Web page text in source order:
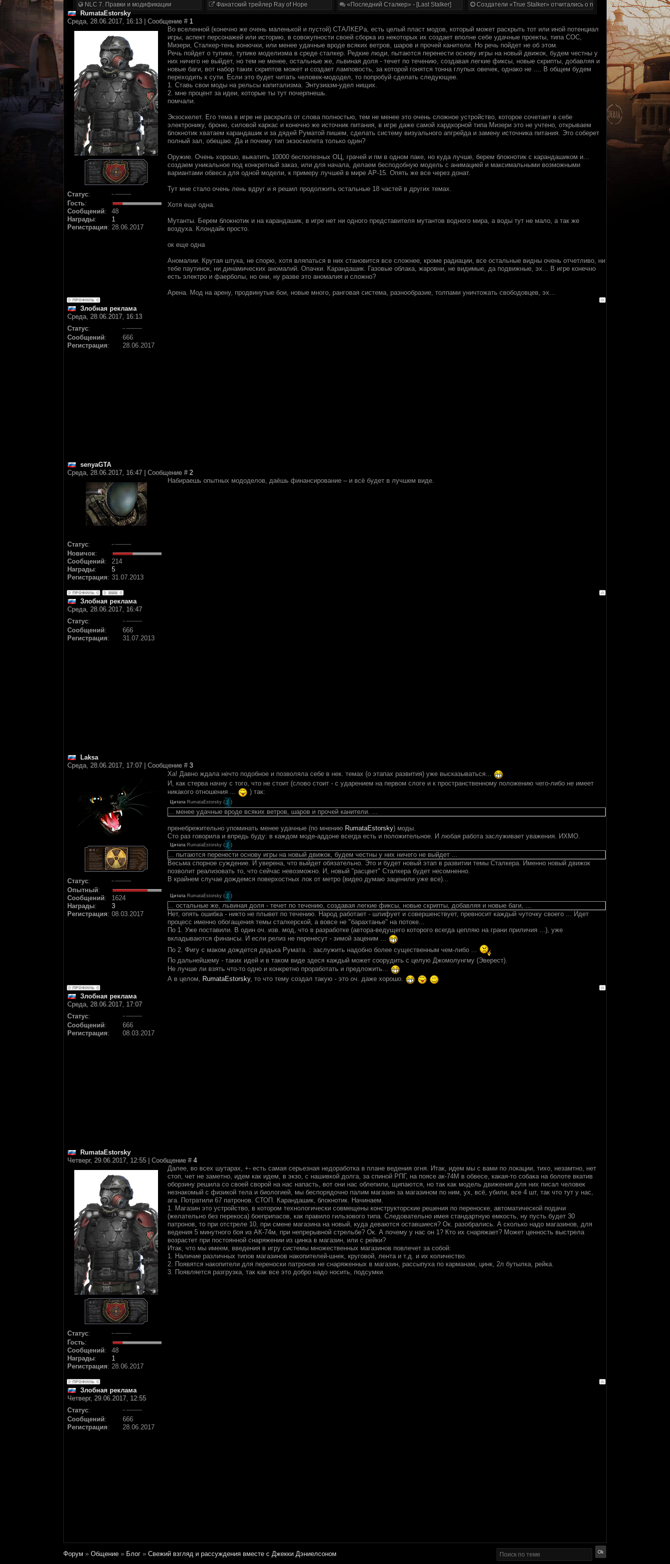
NLC 7. Правки и модификации
Фанатский трейлер Ray of Hope
«Последний Сталкер» - [Last Stalker]
Создатели «True Stalker» отчитались о проделанной работе
RumataEstorsky
Среда, 28.06.2017, 16:13 | Сообщение # 1
Статус:
Гость:
Сообщений:
48
Награды:
1
Регистрация: 28.06.2017
Во вселенной (конечно же очень маленькой и пустой) СТАЛКЕРа, есть целый пласт модов, который может раскрыть тот или иной потенциал
игры, аспект персонажей или историю, в совокупности своей сборка из некоторых их создает вполне себе удачные проекты, типа СОС,
Мизери, Сталкер-тень вонючки, или менее удачные вроде всяких ветров, шаров и прочей канители. Но речь пойдет не об этом.
Речь пойдет о тупике, тупике моделизма в среде сталкер. Редкие люди, пытаются перенести основу игры на новый движок, будем честны у
них ничего не выйдет, но тем не менее, остальные же, львиная доля - течет по течению, создавая легкие фиксы, новые скрипты, добавляя и
новые баги, вот набор таких скриптов может и создает ламповость, за которой гонятся тонна глупых овечек, однако не .... В общем будем
переходить к сути. Если это будет читать человек-мододел, то попробуй сделать следующее.
1. Ставь свои моды на рельсы капитализма. Энтузиазм-удел нищих.
2. мне процент за идеи, которые ты тут почерпнешь.
помчали.
Экзоскелет. Его тема в игре не раскрыта от слова полностью, тем не менее это очень сложное устройство, которое сочетает в себе
электронику, броню, силовой каркас и конечно же источник питания, в игре даже самой хардкорной типа Мизери это не учтено, открываем
блокнотик хватаем карандашик и за дядей Руматой пишем, сделать систему визуального апгрейда и замену источника питания. Это соберет
полный зал, обещаю. Да и почему тип экзоскелета только один?
Оружие. Очень хорошо, выкатить 10000 бесполезных ОЦ, грачей и пм в одном паке, но куда лучше, берем блокнотик с карандашиком и...
создаем уникальное под конкретный заказ, или для начала, делаем бесподобную модель с анимацией и максимальными возможными
вариантами обвеса для одной модели, к примеру лучшей в мире АР-15. Опять же все через донат.
Тут мне стало очень лень вдруг и я решил продолжить остальные 18 частей в других темах.
Хотя еще одна.
Мутанты. Берем блокнотик и на карандашик, в игре нет ни одного представителя мутантов водного мира, а воды тут не мало, а так же
воздуха. Клондайк просто.
ок еще одна
Аномалии. Крутая штука, не спорю, хотя вляпаться в них становится все сложнее, кроме радиации, все остальные видны очень отчетливо, ни
тебе паутинок, ни динамических аномалий. Опачки. Карандашик. Газовые облака, жаровни, не видимые, да подвижные, эх... В игре конечно
есть электро и фаерболы, но они, ну разве это аномалия и сложно?
Арена. Мод на арену, продвинутые бои, новые много, ранговая система, разнообразие, толпами уничтожать свободовцев, эх...
Злобная реклама
Среда, 28.06.2017, 16:13
Статус:
Сообщений:
666
Регистрация: 28.06.2017
senyaGTA
Среда, 28.06.2017, 16:47 | Сообщение # 2
Статус:
Новичок:
Сообщений:
214
Награды:
5
Регистрация: 31.07.2013
Набираешь опытных мододелов, даёшь финансирование – и всё будет в лучшем виде.
Злобная реклама
Среда, 28.06.2017, 16:47
Статус:
Сообщений:
666
Регистрация: 31.07.2013
Laksa
Среда, 28.06.2017, 17:07 | Сообщение # 3
Статус:
Опытный:
Сообщений:
1624
Награды:
3
Регистрация: 08.03.2017
Ха! Давно ждала нечто подобное и позволяла себе в нек. темах (о этапах развития) уже высказываться...
И, как стерва начну с того, что не стоит (слово стоит - с ударением на первом слоге и к пространственному положению чего-либо не имеет
никакого отношения ...
) так:
Цитата RumataEstorsky ( )
... менее удачные вроде всяких ветров, шаров и прочей канители. ...
пренебрежительно упоминать менее удачные (по мнению RumataEstorsky) моды.
Сто раз говорила и впредь буду: в каждом моде-аддоне всегда есть и положительное. И любая работа заслуживает уважения. ИХМО.
Цитата RumataEstorsky ( )
... пытаются перенести основу игры на новый движок, будем честны у них ничего не выйдет ...
Весьма спорное суждение. И уверена, что выйдет обязательно. Это и будет новый этап в развитии темы Сталкера. Именно новый движок
позволит реализовать то, что сейчас невозможно. И, новый "расцвет" Сталкера будет несомненно.
В крайнем случае дождемся поверхостных лок от метро (видео думаю заценили уже все)...
Цитата RumataEstorsky ( )
... остальные же, львиная доля - течет по течению, создавая легкие фиксы, новые скрипты, добавляя и новые баги, ...
Нет, опять ошибка - никто не плывет по течению. Народ работает - шлифует и совершенствует, превносит каждый чуточку своего ... Идет
процесс именно обогащения темы сталкерской, а вовсе не "барахтанье" на потоке...
По 1. Уже поставили. В один оч. изв. мод, что в разработке (автора-ведущего которого всегда цепляю на грани приличия ...), уже
вкладываются финансы. И если релиз не перенесут - зимой заценим ...
По 2. Фигу с маком дождется дядька Румата. : заслужить надобно более существенным чем-либо ...
По дальнейшему - таких идей и в таком виде здеся каждый может соорудить с целую Джомолунгму (Эверест).
Не лучше ли взять что-то одно и конкретно проработать и предложить...
А в целом, RumataEstorsky, то что тему создал такую - это оч. даже хорошо.
Злобная реклама
Среда, 28.06.2017, 17:07
Статус:
Сообщений:
666
Регистрация: 08.03.2017
RumataEstorsky
Четверг, 29.06.2017, 12:55 | Сообщение # 4
Статус:
Гость:
Сообщений:
48
Награды:
1
Регистрация: 28.06.2017
Далее, во всех шутарах, +- есть самая серьезная недоработка в плане ведения огня. Итак, идем мы с вами по локации, тихо, незамтно, нет
стоп, чет не заметно, идем как идем, в экзо, с нашивкой долга, за спиной РПГ, на поясе ак-74М в обвесе, какая-то собака на болоте вкатив
оборзину решила со своей сворой на нас напасть, вот они нас облепили, щипаются, но так как модель движения для них писал человек
незнакомый с физикой тела и биологией, мы беспорядочно палим магазин за магазином по ним, ух, всё, убили, все 4 шт, так что тут у нас,
ага. Потратили 67 патронов. СТОП. Карандашик, блокнотик. Начинаем.
1. Магазин это устройство, в котором технологически совмещены конструкторские решения по переноске, автоматической подачи
(желательно без перекоса) боеприпасов, как правило гильзового типа. Следовательно имея стандартную емкость, ну пусть будет 30
патронов, то при отстреле 10, при смене магазина на новый, куда деваются оставшиеся? Ок. разобрались. А сколько надо магазинов, для
ведения 5 минутного боя из АК-74м, при непрерывной стрельбе? Ок. А почему у нас он 1? Кто их снаряжает? Может ценность выстрела
возрастет при постоянной снаряжении из цинка в магазин, или с рейки?
Итак, что мы имеем, введения в игру системы множественных магазинов повлечет за собой:
1. Наличие различных типов магазинов накопителей-шнек, круговой, лента и т.д. и их количество.
2. Появятся накопители для переноски патронов не снаряженных в магазин, рассыпуха по карманам, цинк, 2л бутылка, рейка.
3. Появляется разгрузка, так как все это добро надо носить, подсумки.
Злобная реклама
Четверг, 29.06.2017, 12:55
Статус:
Сообщений:
666
Регистрация: 28.06.2017
Форум » Общение » Блог » Свежий взгляд и рассуждения вместе с Джекки Дэниелсоном